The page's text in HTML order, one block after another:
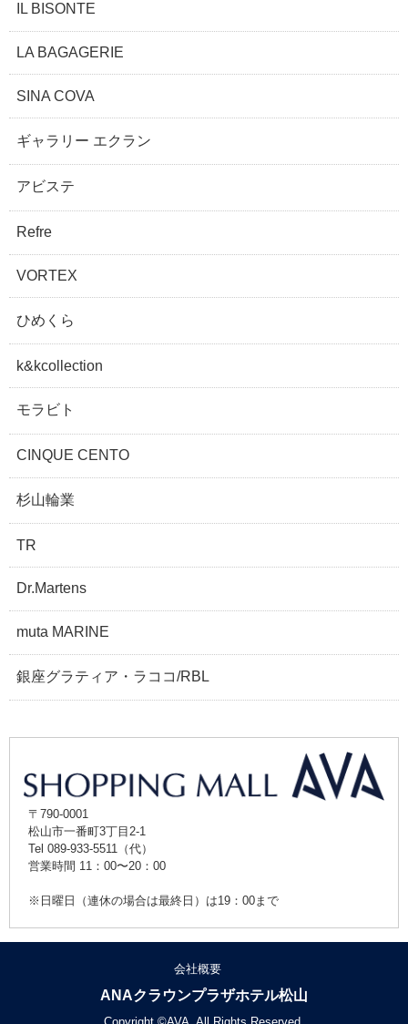
IL BISONTE
LA BAGAGERIE
SINA COVA
ギャラリー エクラン
アビステ
Refre
VORTEX
ひめくら
k&kcollection
モラビト
CINQUE CENTO
杉山輪業
TR
Dr.Martens
muta MARINE
銀座グラティア・ラココ/RBL
〒790-0001
松山市一番町3丁目2-1
Tel 089-933-5511（代）
営業時間 11：00〜20：00
※日曜日（連休の場合は最終日）は19：00まで
会社概要
ANAクラウンプラザホテル松山